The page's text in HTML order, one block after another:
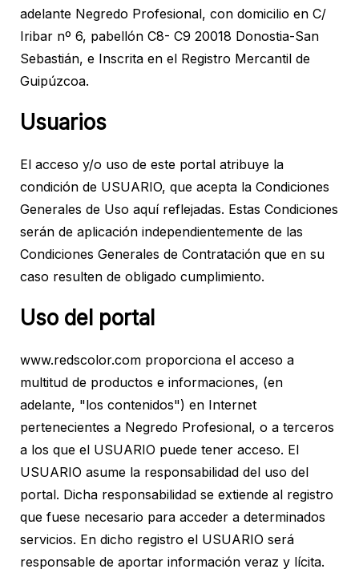
adelante Negredo Profesional, con domicilio en C/
Iribar nº 6, pabellón C8- C9 20018 Donostia-San
Sebastián, e Inscrita en el Registro Mercantil de
Guipúzcoa.
Usuarios
El acceso y/o uso de este portal atribuye la
condición de USUARIO, que acepta la Condiciones
Generales de Uso aquí reflejadas. Estas Condiciones
serán de aplicación independientemente de las
Condiciones Generales de Contratación que en su
caso resulten de obligado cumplimiento.
Uso del portal
www.redscolor.com proporciona el acceso a
multitud de productos e informaciones, (en
adelante, "los contenidos") en Internet
pertenecientes a Negredo Profesional, o a terceros
a los que el USUARIO puede tener acceso. El
USUARIO asume la responsabilidad del uso del
portal. Dicha responsabilidad se extiende al registro
que fuese necesario para acceder a determinados
servicios. En dicho registro el USUARIO será
responsable de aportar información veraz y lícita.